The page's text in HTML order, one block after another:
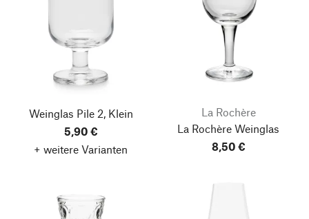
Weinglas Pile 2, Klein
5,90 €
+ weitere Varianten
La Rochère
La Rochère Weinglas
8,50 €